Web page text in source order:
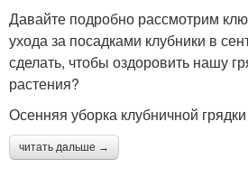
Давайте подробно рассмотрим
ухода за посадками клубники в
сделать, чтобы оздоровить нашу
растения?
Осенняя уборка клубничной грядки
читать дальше →